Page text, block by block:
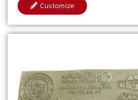
Customize